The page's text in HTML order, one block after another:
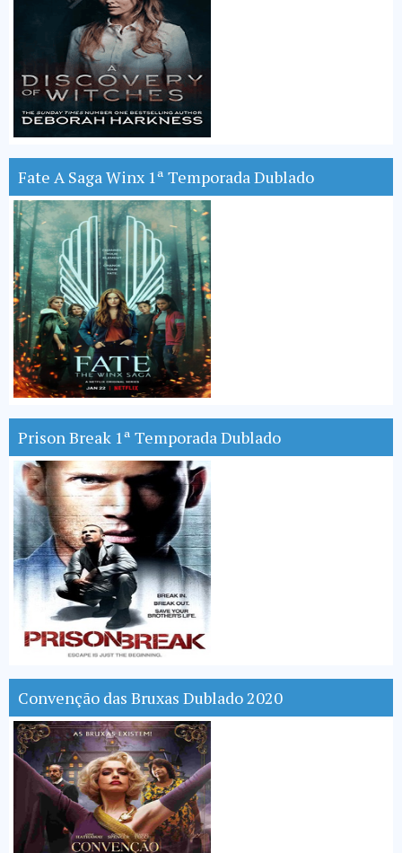
Fate A Saga Winx 1ª Temporada Dublado
Prison Break 1ª Temporada Dublado
Convenção das Bruxas Dublado 2020